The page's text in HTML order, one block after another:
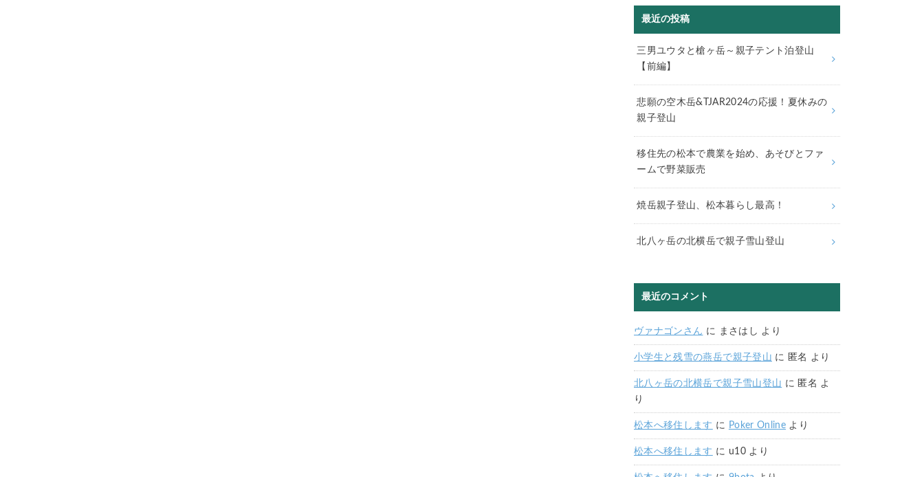
最近の投稿
三男ユウタと槍ヶ岳～親子テント泊登山
【前編】
悲願の空木岳&TJAR2024の応援！夏休みの
親子登山
移住先の松本で農業を始め、あそびとファ
ームで野菜販売
焼岳親子登山、松本暮らし最高！
北八ヶ岳の北横岳で親子雪山登山
最近のコメント
ヴァナゴンさん に まさはし より
小学生と残雪の燕岳で親子登山 に 匿名 より
北八ヶ岳の北横岳で親子雪山登山 に 匿名 よ
り
松本へ移住します に Poker Online より
松本へ移住します に u10より